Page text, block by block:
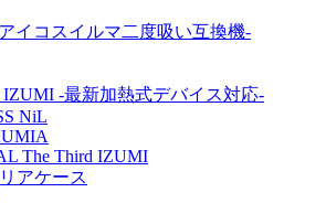
イコスイルマ二度吸い互換機-
IZUMI -最新加熱式デバイス対応-
NiL
The Third IZUMI
アケース